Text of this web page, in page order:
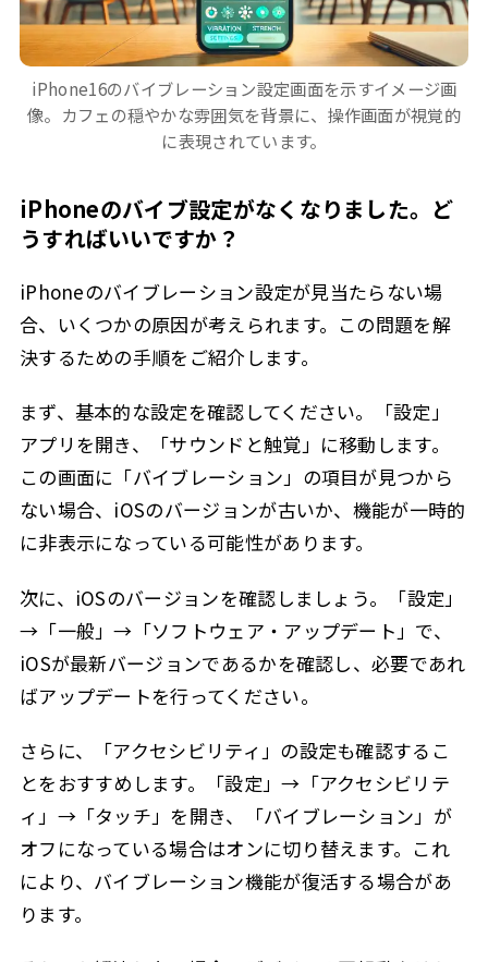
iPhone16のバイブレーション設定画面を示すイメージ画
像。カフェの穏やかな雰囲気を背景に、操作画面が視覚的
に表現されています。
iPhoneのバイブ設定がなくなりました。ど
うすればいいですか？
iPhoneのバイブレーション設定が見当たらない場
合、いくつかの原因が考えられます。この問題を解
決するための手順をご紹介します。
まず、基本的な設定を確認してください。「設定」
アプリを開き、「サウンドと触覚」に移動します。
この画面に「バイブレーション」の項目が見つから
ない場合、iOSのバージョンが古いか、機能が一時的
に非表示になっている可能性があります。
次に、iOSのバージョンを確認しましょう。「設定」
→「一般」→「ソフトウェア・アップデート」で、
iOSが最新バージョンであるかを確認し、必要であれ
ばアップデートを行ってください。
さらに、「アクセシビリティ」の設定も確認するこ
とをおすすめします。「設定」→「アクセシビリテ
ィ」→「タッチ」を開き、「バイブレーション」が
オフになっている場合はオンに切り替えます。これ
により、バイブレーション機能が復活する場合があ
ります。